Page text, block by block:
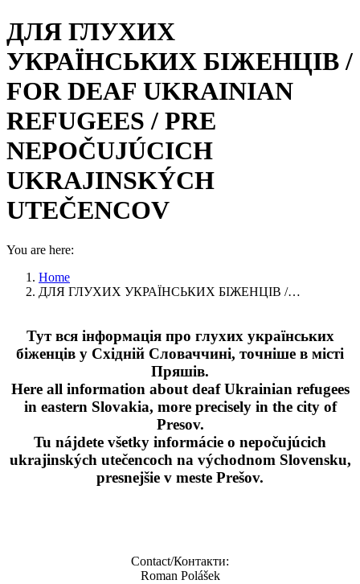
ДЛЯ ГЛУХИХ
УКРАЇНСЬКИХ БІЖЕНЦІВ /
FOR DEAF UKRAINIAN
REFUGEES / PRE
NEPOČUJÚCICH
UKRAJINSKÝCH
UTEČENCOV
You are here:
Home
ДЛЯ ГЛУХИХ УКРАЇНСЬКИХ БІЖЕНЦІВ /…
Тут вся інформація про глухих українських
біженців у Східній Словаччині, точніше в місті
Пряшів.
Here all information about deaf Ukrainian refugees
in eastern Slovakia, more precisely in the city of
Presov.
Tu nájdete všetky informácie o nepočujúcich
ukrajinských utečencoch na východnom Slovensku,
presnejšie v meste Prešov.
Contact/Контакти:
Roman Polášek